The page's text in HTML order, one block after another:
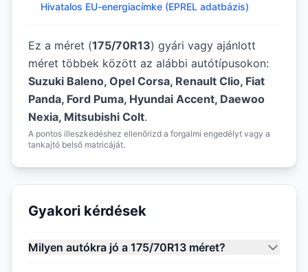
Hivatalos EU-energiacímke (EPREL adatbázis)
Ez a méret (175/70R13) gyári vagy ajánlott
méret többek között az alábbi autótípusokon:
Suzuki Baleno, Opel Corsa, Renault Clio, Fiat
Panda, Ford Puma, Hyundai Accent, Daewoo
Nexia, Mitsubishi Colt.
A pontos illeszkedéshez ellenőrizd a forgalmi engedélyt vagy a
tankajtó belső matricáját.
Gyakori kérdések
Milyen autókra jó a 175/70R13 méret?